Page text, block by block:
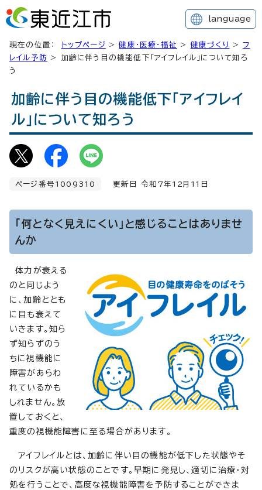
language
現在の位置： トップページ >健康・医療・福祉 > 健康づくり >フ
レイル予防
> 加齢に伴う目の機能低下「アイフレイル」について知ろ
う
加齢に伴う目の機能低下「アイフレイ
ル」について知ろう
ページ番号1009310 更新日 令和7年 12月 11 日
「何となく見えにくい」と感じることはありませ
んか
体力が衰える
のと同じよう
に、加齢ととも
に目も衰えて
いきます。知ら
ず知らずのう
ちに視機能に
障害があらわ
れているかも
しれません。放
置しておくと、
重度の視機能障害に至る場合があります。
アイフレイルとは、加齢に伴い目の機能が低下した状態やそ
のリスクが高い状態のことです。早期に発見し、適切に治療・対
処を行うことで、高度な視機能障害を予防することができま